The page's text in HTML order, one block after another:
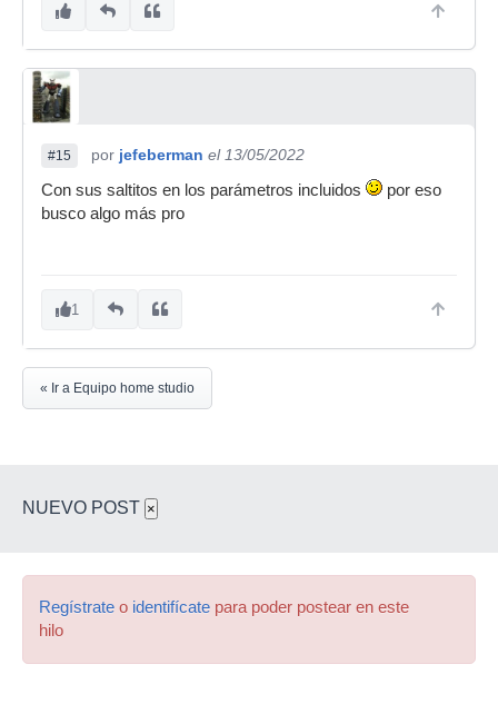
#15 por jefeberman el 13/05/2022
Con sus saltitos en los parámetros incluidos
por eso
busco algo más pro
1
« Ir a Equipo home studio
NUEVO POST ×
Regístrate o identifícate para poder postear en este
hilo